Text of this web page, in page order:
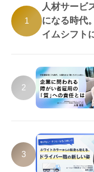
1
人材サービ
になる時代
イムシフト
2
3